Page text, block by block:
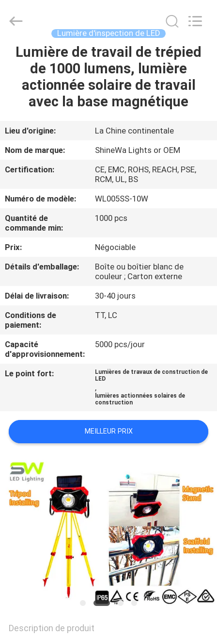
MAISON
VIDÉOS
À
PROPOS
DE
NOUS
DE
L'USINE
CONTRÔLE
DE
LA
QUALITÉ
CONTACTER
NOUVELLES
LES
AFFAIRES
POLITIQUE
CONFIDENTIALITÉ
International
Trade
Reserved.
Lumière d'inspection de LED
Lumière de travail de trépied
de 1000 lumens, lumière
actionnée solaire de travail
avec la base magnétique
Lieu d'origine:
La Chine continentale
Nom de marque:
ShineWa Lights or OEM
Certification:
CE, EMC, ROHS, REACH, PSE,
RCM, UL, BS
Numéro de modèle:
WL005SS-10W
Quantité de
commande min:
1000 pcs
Prix:
Négociable
Détails d'emballage:
Boîte ou boîtier blanc de
couleur ; Carton externe
Délai de livraison:
30-40 jours
Conditions de
paiement:
TT, LC
Capacité
d'approvisionnement:
5000 pcs/jour
Le point fort:
Lumières de travaux de construction de
LED
,
lumières actionnées solaires de
construction
MEILLEUR PRIX
Description de produit